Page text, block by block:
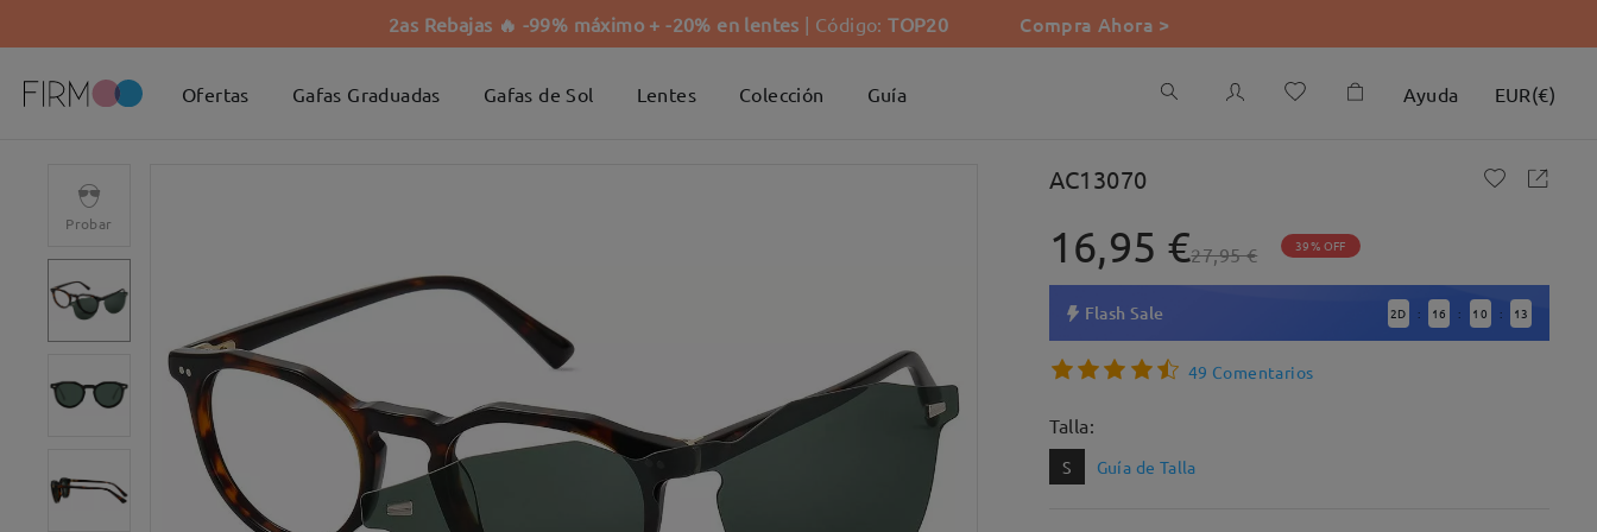
2as Rebajas 🔥 -99% máximo + -20% en lentes | Código:TOP20 Compra Ahora >
Ofertas Gafas Graduadas Gafas de Sol Lentes Colección Guía Ayuda EUR(€)
Probar
AC13070
16,95 €27,95 € 39% OFF
Flash Sale 2D : 16 : 10 : 12
49 Comentarios
Talla:
S Guía de Talla